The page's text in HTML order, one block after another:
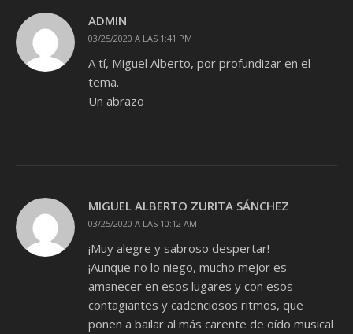
ADMIN
03/25/2020 A LAS 1:41 PM
A tí, Miguel Alberto, por profundizar en el
tema.
Un abrazo
MIGUEL ALBERTO ZURITA SÁNCHEZ
03/25/2020 A LAS 10:12 AM
¡Muy alegre y sabroso despertar!
¡Aunque no lo niego, mucho mejor es
amanecer en esos lugares y con esos
contagiantes y cadenciosos ritmos, que
ponen a bailar al más carente de oído musical